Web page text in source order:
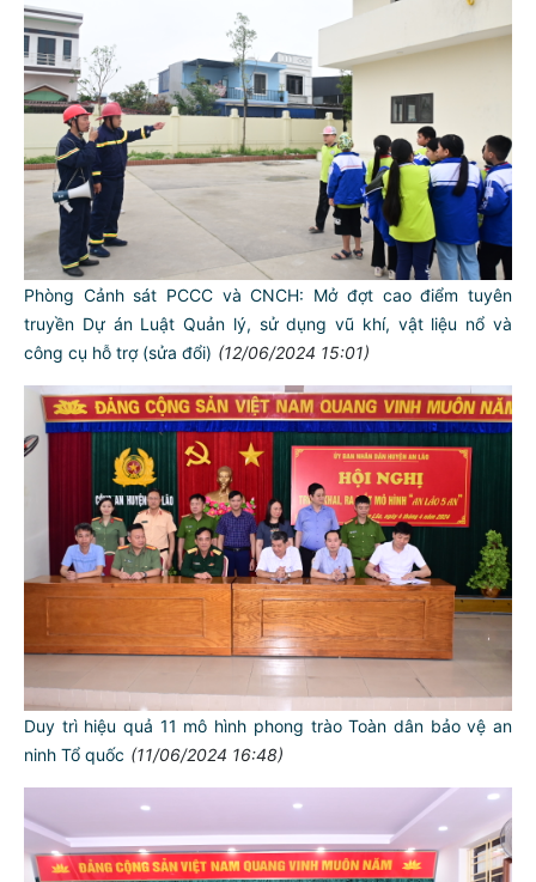
Phòng Cảnh sát PCCC và CNCH: Mở đợt cao điểm tuyên
truyền Dự án Luật Quản lý, sử dụng vũ khí, vật liệu nổ và
công cụ hỗ trợ (sửa đổi) (12/06/2024 15:01)
Duy trì hiệu quả 11 mô hình phong trào Toàn dân bảo vệ an
ninh Tổ quốc (11/06/2024 16:48)